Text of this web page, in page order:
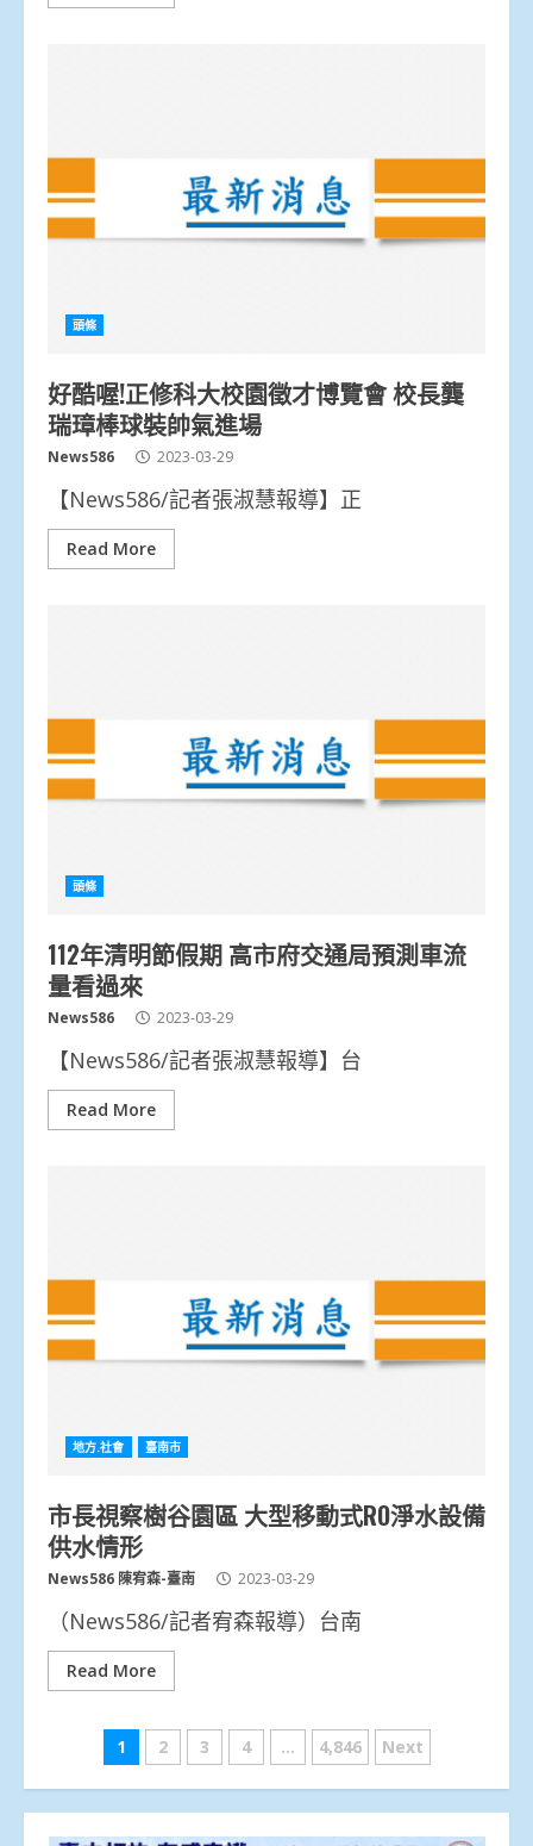
頭條
好酷喔!正修科大校園徵才博覽會 校長龔
瑞璋棒球裝帥氣進場
News586 2023-03-29
【News586/記者張淑慧報導】正
Read More
頭條
112年清明節假期 高市府交通局預測車流
量看過來
News586 2023-03-29
【News586/記者張淑慧報導】台
Read More
地方.社會 臺南市
市長視察樹谷園區 大型移動式RO淨水設備
供水情形
News586 陳宥森-臺南 2023-03-29
（News586/記者宥森報導）台南
Read More
文
章
1 2 3 4 ... 4,846 Next